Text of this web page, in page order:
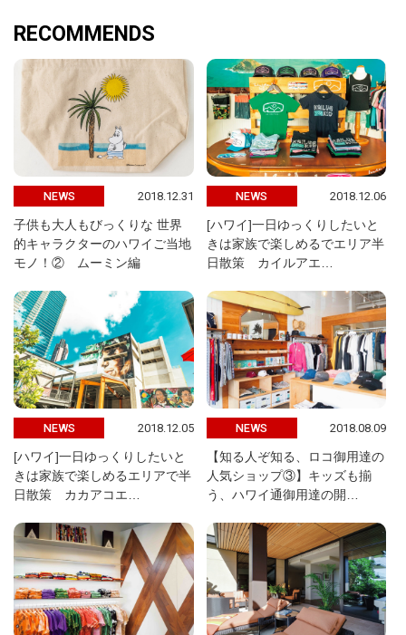
RECOMMENDS
NEWS 2018.12.31
子供も大人もびっくりな 世界
的キャラクターのハワイご当地
モノ！② ムーミン編
NEWS 2018.12.06
[ハワイ]一日ゆっくりしたいと
きは家族で楽しめるでエリア半
日散策 カイルアエ…
NEWS 2018.12.05
[ハワイ]一日ゆっくりしたいと
きは家族で楽しめるエリアで半
日散策 カカアコエ…
NEWS 2018.08.09
【知る人ぞ知る、ロコ御用達の
人気ショップ③】キッズも揃
う、ハワイ通御用達の開…